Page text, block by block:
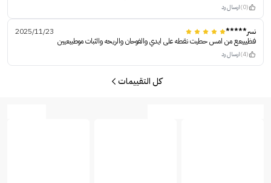
(0) ارسال رد
نسر*****
2025/11/23
فظيييعع من امس حطيت نقطه على ايدي والفوحان والريحه والثبات موطبيعيين
(4) ارسال رد
كل التقييمات